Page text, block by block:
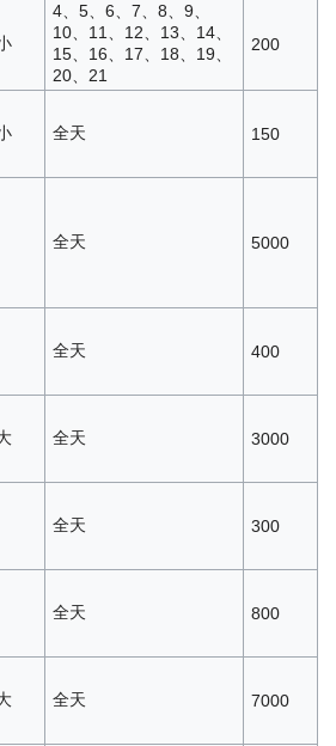
4、5、6、7、8、9、
10、11、12、13、14、
15、16、17、18、19、
20、21
200
全天 150
全天 5000
全天 400
全天 3000
全天 300
全天 800
全天 7000